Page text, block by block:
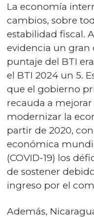
La economía
cambios, sobre
estabilidad fiscal.
evidencia un gran
puntaje del BTI
el BTI 2024 un 5.
que el gobierno
recauda a
modernizar la
partir de 2020,
económica
(COVID-19) los
de sostener
ingreso por el
Además,